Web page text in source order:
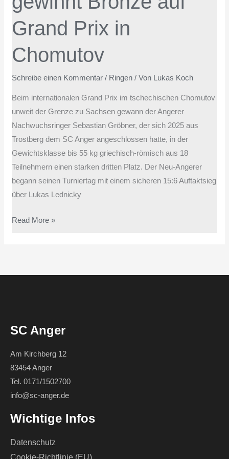
Grand Prix in
Chomutov
Schreibe einen Kommentar / Ringen / Von Lukas Koch
Beim internationalen Grand Prix im tschechischen Chomutov
unweit der Grenze zu Sachsen gewann der Angerer
Nachwuchsringer Sebastian Gröbner, der sich 2025 aus
Trostberg dem SC Anger angeschlossen hatte, in der
Gewichtsklasse bis 55 kg griechisch-römisch aus 18
Teilnehmern einen starken dritten Platz. Der Neu-Angerer
begann seinen Turniertag mit einem sicheren 15:6 Auftaktsieg
über Lukas Lednicky
Read More »
SC Anger
Am Kirchberg 12
83454 Anger
Tel. 0171/1502700
info@sc-anger.de
Wichtige Infos
Datenschutz